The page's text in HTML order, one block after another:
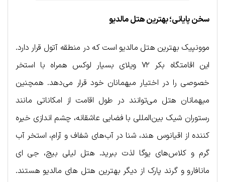
سخن پایانی؛ بهترین هتل مالدیو
موونپیک بهترین هتل مالدیو است که در منطقه آتول قرار دارد.
این اقامتگاه بکر ۷۲ ویلای بسیار لوکس همراه با استخر
خصوصی را در اختیار میهمانان خود قرار می‌دهد. همچنین
میهمانان هتل می‌توانند در طول اقامت از امکاناتی مانند
رستوران شیک بین‌المللی با فضایی عاشقانه، چشم اندازی خیره
کننده از اقیانوس هند، شنا در آب‌های شفاف و آرام، استخر آب
گرم و کلاس‌های یوگا لذت ببرید. هتل لیلی بیچ، جی ای
مانافارو و گرند پارک از دیگر بهترین هتل های مالدیو هستند.